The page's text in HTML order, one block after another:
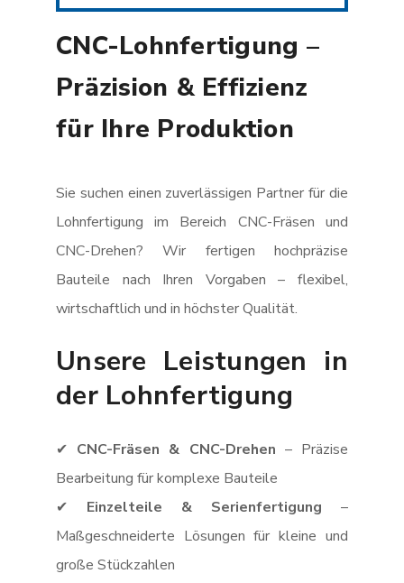
CNC-Lohnfertigung –
Präzision & Effizienz
für Ihre Produktion
Sie suchen einen zuverlässigen Partner für die
Lohnfertigung im Bereich CNC-Fräsen und
CNC-Drehen? Wir fertigen hochpräzise
Bauteile nach Ihren Vorgaben – flexibel,
wirtschaftlich und in höchster Qualität.
Unsere Leistungen in
der Lohnfertigung
✔ CNC-Fräsen & CNC-Drehen – Präzise
Bearbeitung für komplexe Bauteile
✔ Einzelteile & Serienfertigung –
Maßgeschneiderte Lösungen für kleine und
große Stückzahlen